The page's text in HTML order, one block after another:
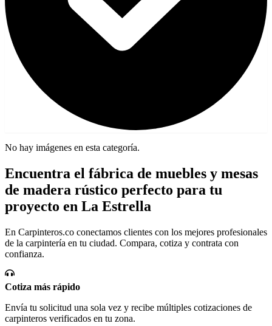
No hay imágenes en esta categoría.
Encuentra el fábrica de muebles y mesas
de madera rústico perfecto para tu
proyecto en La Estrella
En Carpinteros.co conectamos clientes con los mejores profesionales
de la carpintería en tu ciudad. Compara, cotiza y contrata con
confianza.
Cotiza más rápido
Envía tu solicitud una sola vez y recibe múltiples cotizaciones de
carpinteros verificados en tu zona.